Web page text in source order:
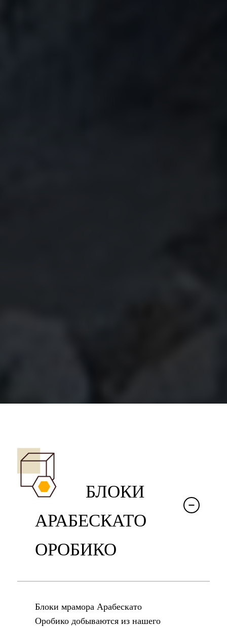
БЛОКИ
АРАБЕСКАТО
ОРОБИКО
Блоки мрамора Арабескато
Оробико добываются из нашего